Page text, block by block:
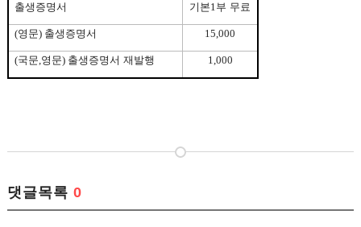
출생증명서 기본1부 무료
(영문) 출생증명서 15,000
(국문,영문) 출생증명서 재발행 1,000
댓글목록0